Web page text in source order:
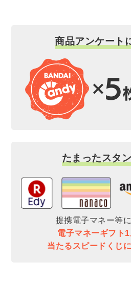
商品アンケート
たまったスタ
提携電子マネー等
電子マネーギフト
当たるスピードくじ